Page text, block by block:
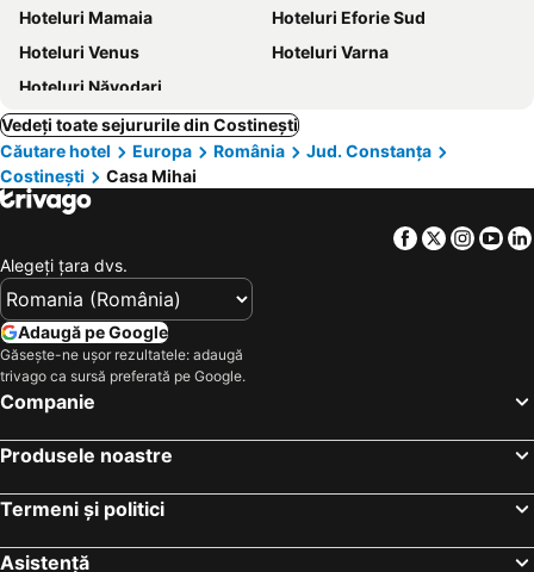
Hoteluri Mamaia
Hoteluri Eforie Sud
Hoteluri Venus
Hoteluri Varna
Hoteluri Năvodari
Vedeți toate sejururile din Costinești
Căutare hotel
Europa România
Jud. Constanţa
Costinești
Casa Mihai
Facebook
Twitter
Alegeţi ţara dvs.
Adaugă pe Google
Găsește-ne ușor rezultatele: adaugă
trivago ca sursă preferată pe Google.
Companie
Produsele noastre
Termeni și politici
Asistență